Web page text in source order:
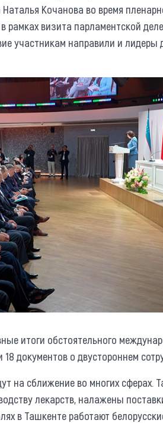
Кочанова во время
рамках визита парламентской
участникам направили и
итоги обстоятельного
документов о двустороннем
на сближение во многих сферах.
лекарств, налажены
в Ташкенте работают